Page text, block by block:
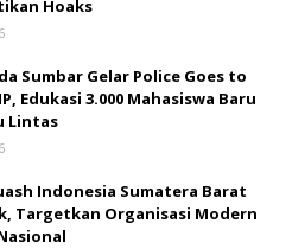
Hoaks
Sumbar Gelar Police Goes to
Edukasi 3.000 Mahasiswa Baru
Lintas
Indonesia Sumatera Barat
Targetkan Organisasi Modern